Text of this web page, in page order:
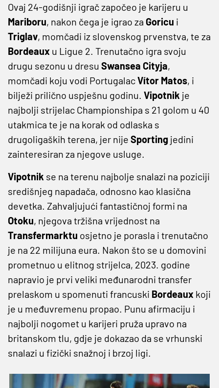
Ovaj 24-godišnji igrač započeo je karijeru u
Mariboru, nakon čega je igrao za Goricu i
Triglav, momčadi iz slovenskog prvenstva, te za
Bordeaux u Ligue 2. Trenutačno igra svoju
drugu sezonu u dresu Swansea Cityja,
momčadi koju vodi PortugalacVítor Matos, i
bilježi prilično uspješnu godinu. Vipotnik je
najbolji strijelac Championshipa s 21 golom u 40
utakmica te je na korak od odlaska s
drugoligaških terena, jer nije Sporting jedini
zainteresiran za njegove usluge.
Vipotnik se na terenu najbolje snalazi na poziciji
središnjeg napadača, odnosno kao klasična
devetka. Zahvaljujući fantastičnoj formi na
Otoku, njegova tržišna vrijednost na
Transfermarktu osjetno je porasla i trenutačno
je na 22 milijuna eura. Nakon što se u domovini
prometnuo u elitnog strijelca, 2023. godine
napravio je prvi veliki međunarodni transfer
prelaskom u spomenuti francuski Bordeaux koji
je u međuvremenu propao. Punu afirmaciju i
najbolji nogomet u karijeri pruža upravo na
britanskom tlu, gdje je dokazao da se vrhunski
snalazi u fizički snažnoj i brzoj ligi.